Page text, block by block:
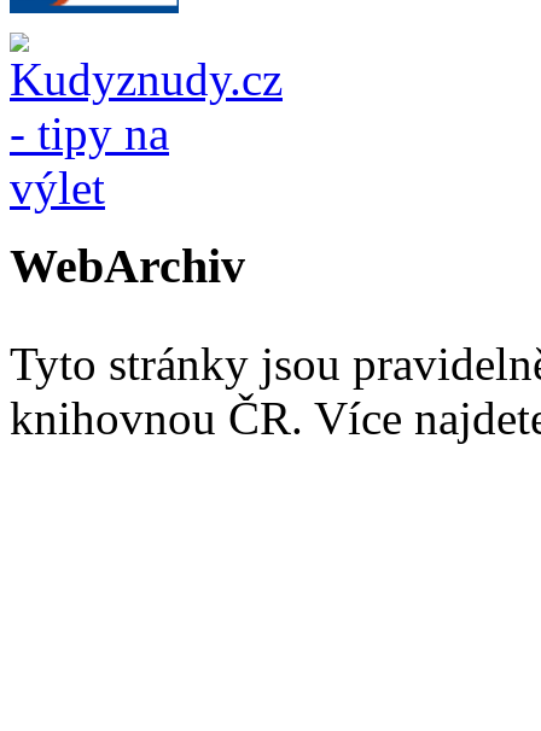
WebArchiv
Tyto stránky jsou
knihovnou ČR. Více